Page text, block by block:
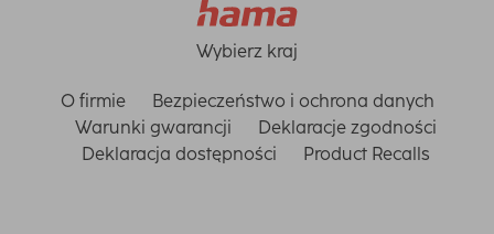
Wybierz kraj
O firmie
Bezpieczeństwo i ochrona danych
Warunki gwarancji
Deklaracje zgodności
Deklaracja dostępności
Product Recalls